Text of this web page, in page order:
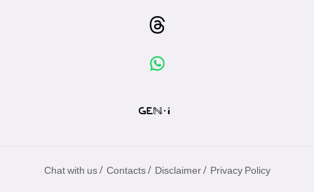
Chat with us / Contacts / Disclaimer / Privacy Policy